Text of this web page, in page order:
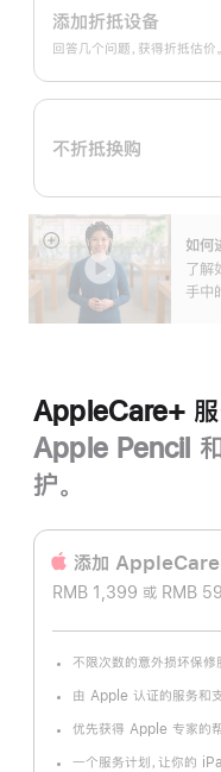
Trade
换
购
划：
添加折抵设备
回答几个问题，获得折抵估价。
不折抵换购
如何
了解
手中
展
AppleCare+ 服
Apple Pencil
护。
添加
RMB 1,399 或 RMB
不限次数的意外损坏保修
注
由 Apple 认证的服务和
优先获得 Apple 专家的
一个服务计划，让你的